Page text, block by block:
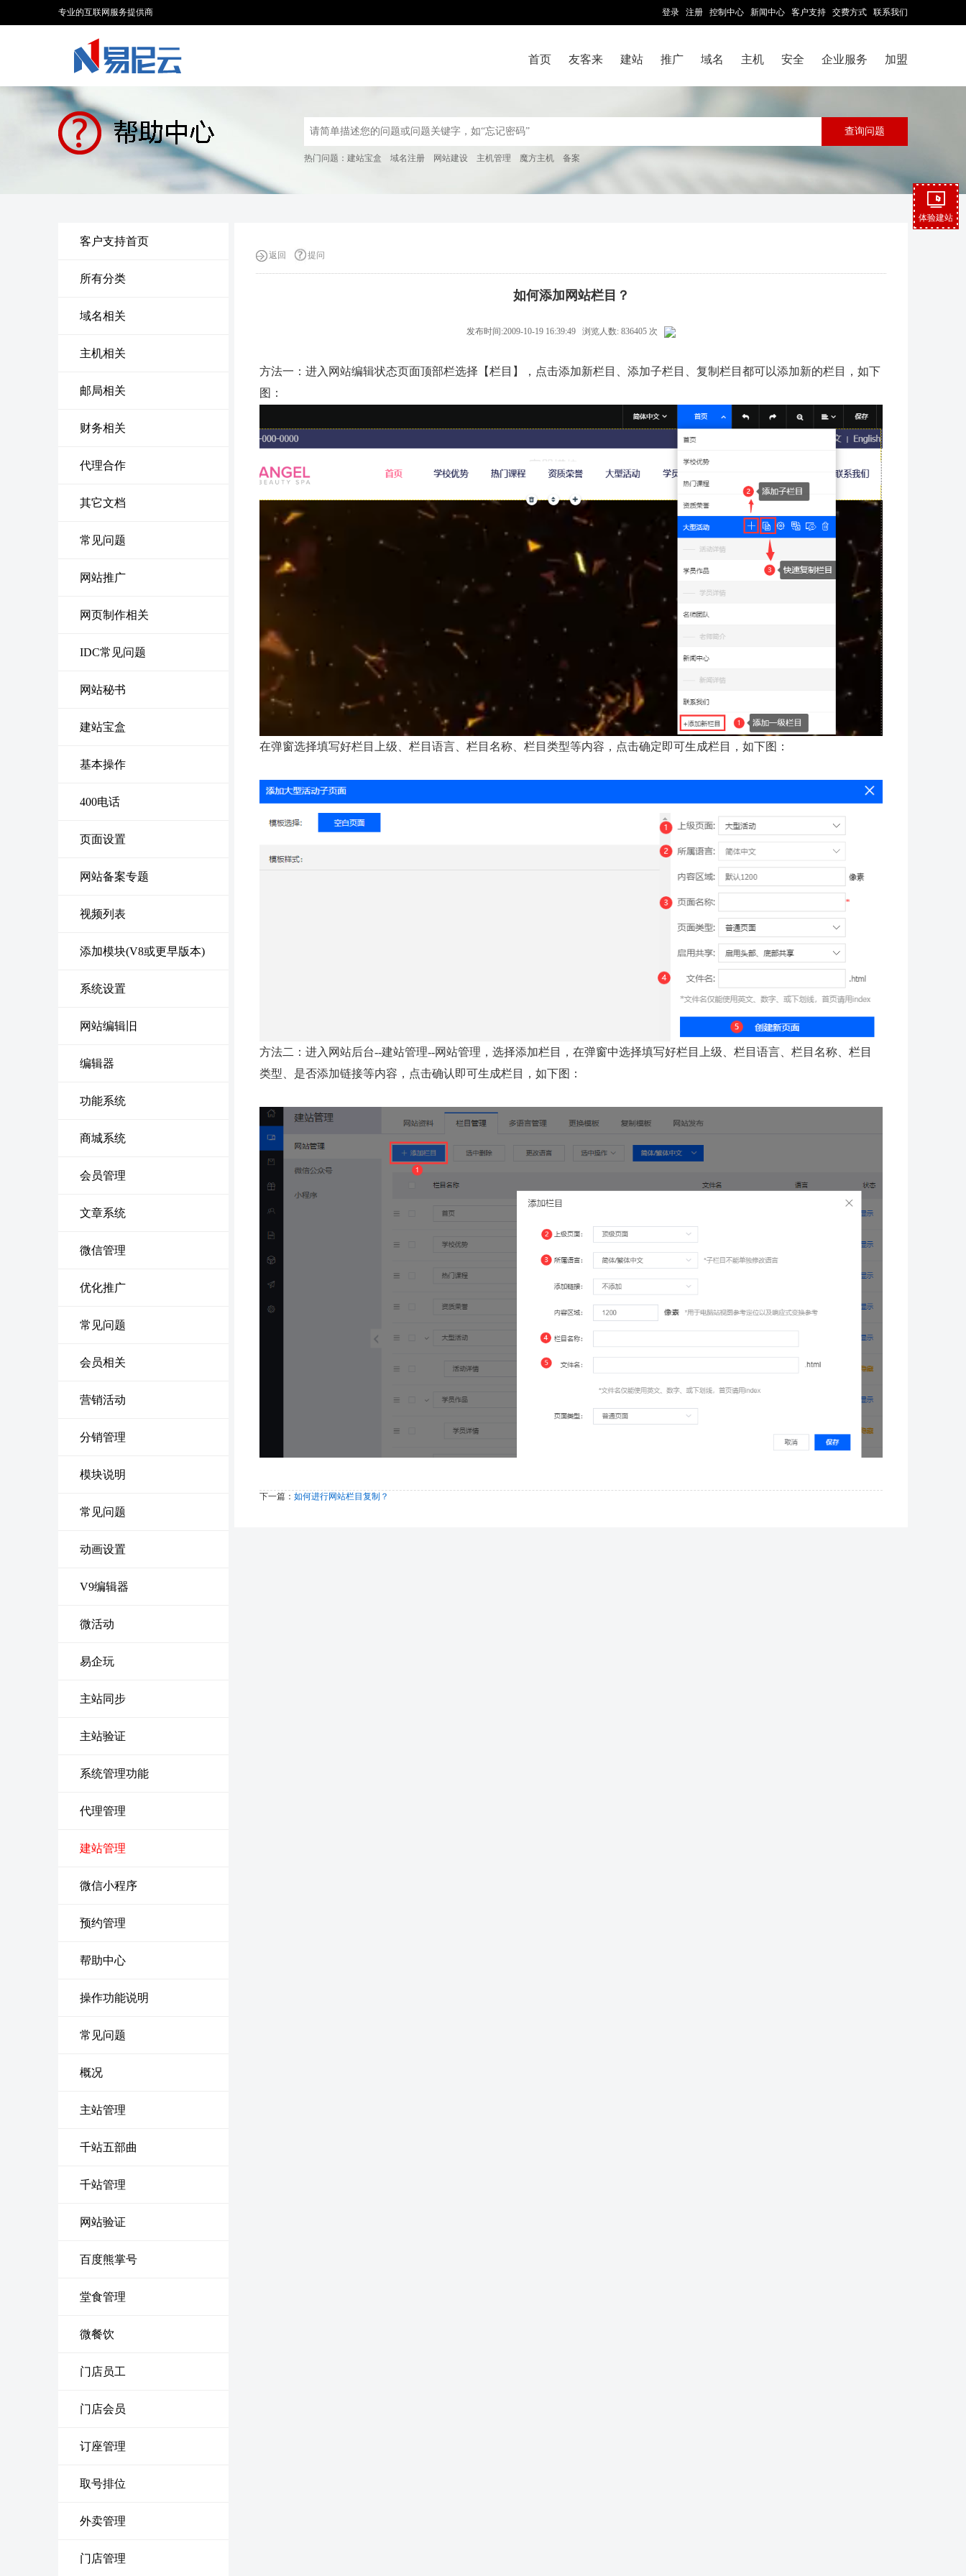
专业的互联网服务提供商 登录 注册 控制中心 新闻中心 客户支持 交费方式 联系我们
首页 友客来 建站 推广 域名 主机 安全 企业服务 加盟
热门问题： 建站宝盒 域名注册 网站建设 主机管理 魔方主机 备案
客户支持首页
所有分类
域名相关
主机相关
邮局相关
财务相关
代理合作
其它文档
常见问题
网站推广
网页制作相关
IDC常见问题
网站秘书
建站宝盒
基本操作
400电话
页面设置
网站备案专题
视频列表
添加模块(V8或更早版本)
系统设置
网站编辑旧
编辑器
功能系统
商城系统
会员管理
文章系统
微信管理
优化推广
常见问题
会员相关
营销活动
分销管理
模块说明
常见问题
动画设置
V9编辑器
微活动
易企玩
主站同步
主站验证
系统管理功能
代理管理
建站管理
微信小程序
预约管理
帮助中心
操作功能说明
常见问题
概况
主站管理
千站五部曲
千站管理
网站验证
百度熊掌号
堂食管理
微餐饮
门店员工
门店会员
订座管理
取号排位
外卖管理
门店管理
返回 提问
如何添加网站栏目？
发布时间:2009-10-19 16:39:49 浏览人数: 836405 次
方法一：进入网站编辑状态页面顶部栏选择【栏目】，点击添加新栏目、添加子栏目、复制栏目都可以添加新的栏目，如下
图：
在弹窗选择填写好栏目上级、栏目语言、栏目名称、栏目类型等内容，点击确定即可生成栏目，如下图：
方法二：进入网站后台--建站管理--网站管理，选择添加栏目， 在弹窗中选择填写好栏目上级、栏目语言、栏目名称、栏目
类型、是否添加链接等内容，点击确认即可生成栏目，如下图：
下一篇： 如何进行网站栏目复制？
体验建站